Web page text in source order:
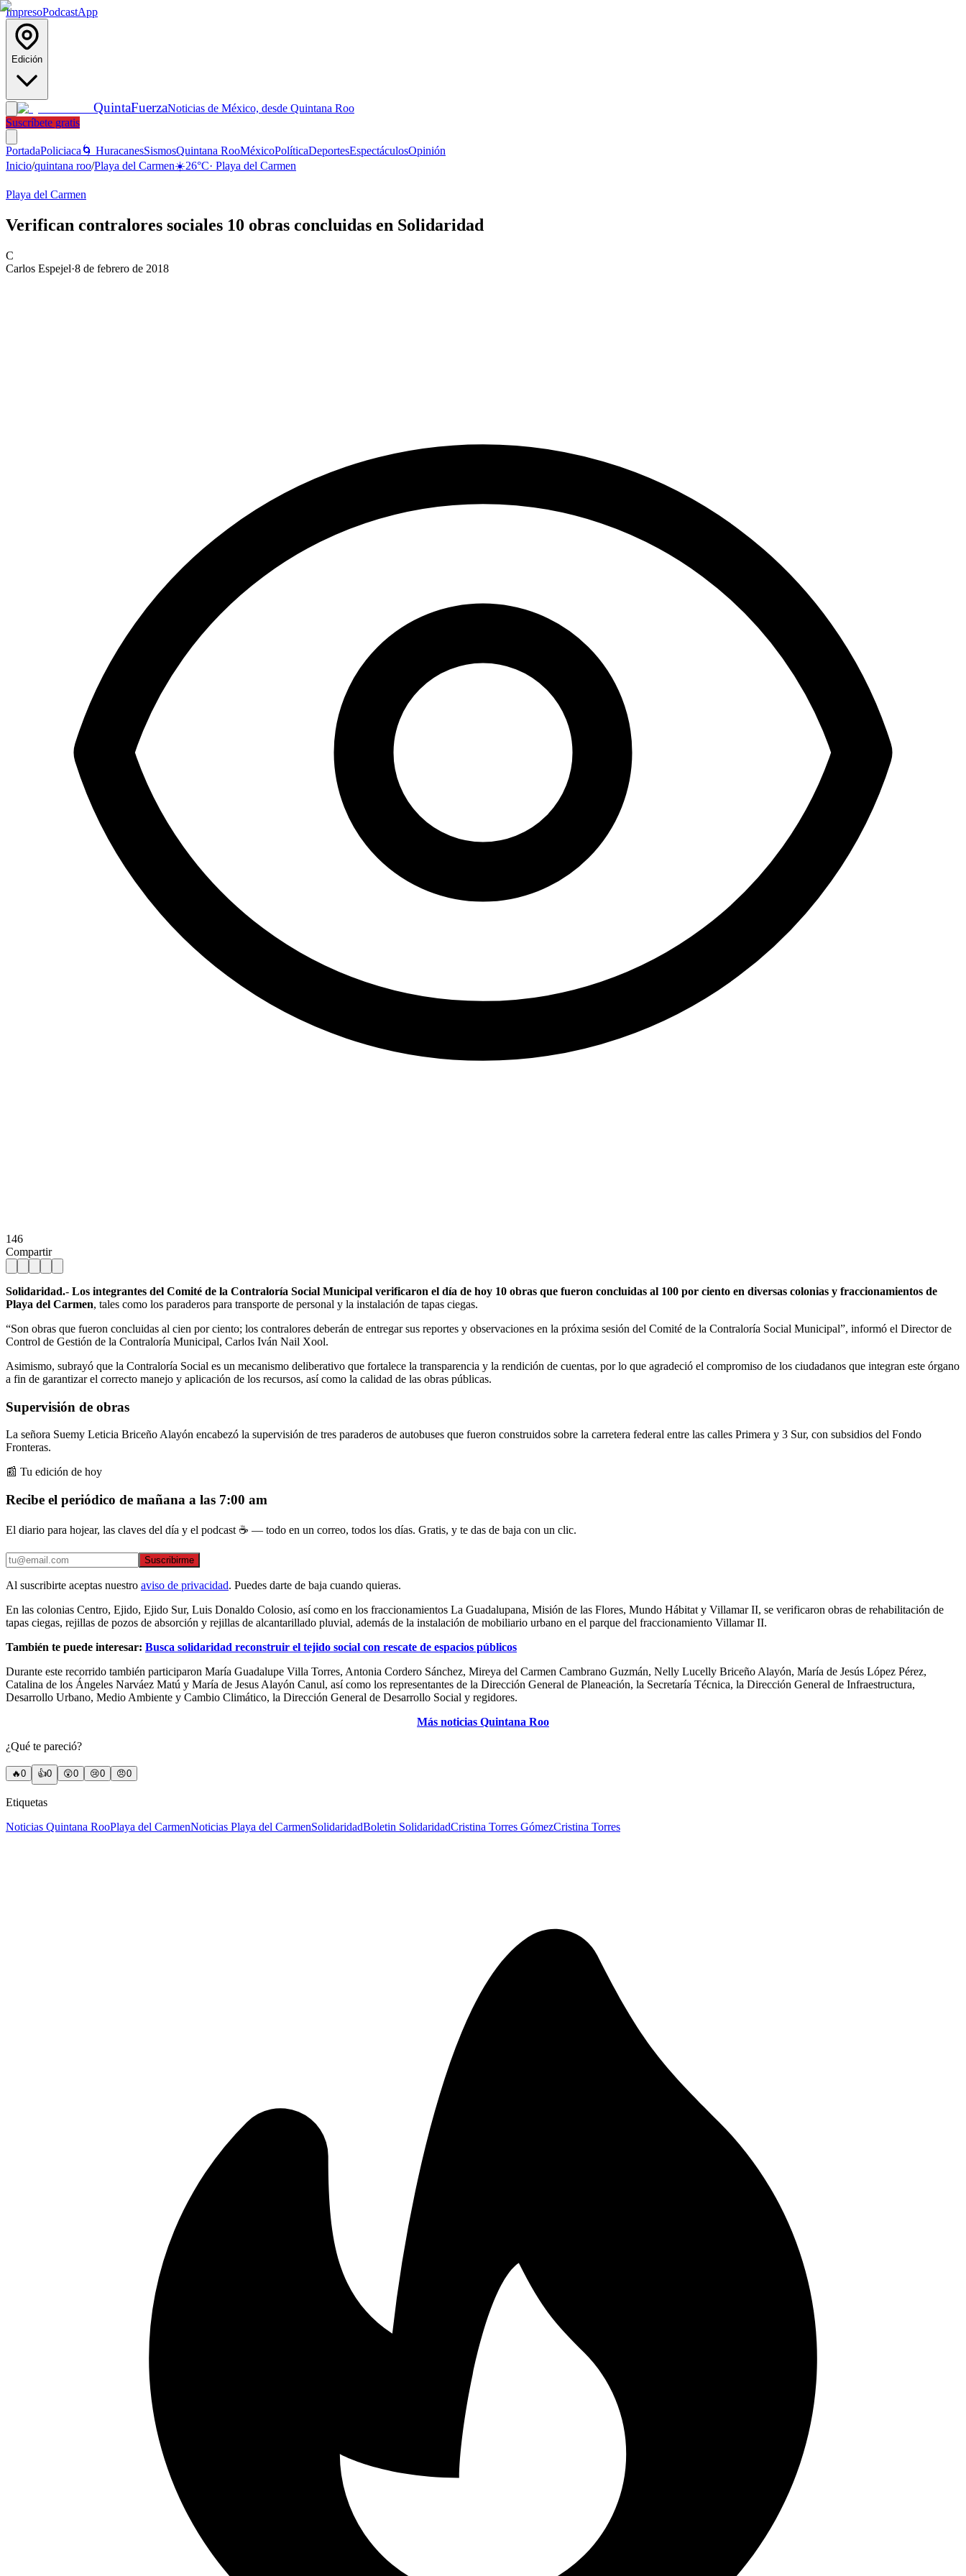
ImpresoPodcastApp
Edición
QuintaFuerzaNoticias de México, desde Quintana Roo
Suscríbete gratis
PortadaPoliciaca 🌀 HuracanesSismosQuintana RooMéxicoPolíticaDeportesEspectáculosOpinión
Inicio/quintana roo/Playa del Carmen☀️26°C· Playa del Carmen
Playa del Carmen
Verifican contralores sociales 10 obras concluidas en Solidaridad
C
Carlos Espejel·8 de febrero de 2018
146
Compartir
Solidaridad.- Los integrantes del Comité de la Contraloría Social Municipal verificaron el día de hoy 10 obras que fueron concluidas al 100 por ciento en diversas colonias y fraccionamientos de
Playa del Carmen, tales como los paraderos para transporte de personal y la instalación de tapas ciegas.
“Son obras que fueron concluidas al cien por ciento; los contralores deberán de entregar sus reportes y observaciones en la próxima sesión del Comité de la Contraloría Social Municipal”, informó el Director de
Control de Gestión de la Contraloría Municipal, Carlos Iván Nail Xool.
Asimismo, subrayó que la Contraloría Social es un mecanismo deliberativo que fortalece la transparencia y la rendición de cuentas, por lo que agradeció el compromiso de los ciudadanos que integran este órgano
a fin de garantizar el correcto manejo y aplicación de los recursos, así como la calidad de las obras públicas.
Supervisión de obras
La señora Suemy Leticia Briceño Alayón encabezó la supervisión de tres paraderos de autobuses que fueron construidos sobre la carretera federal entre las calles Primera y 3 Sur, con subsidios del Fondo
Fronteras.
📰 Tu edición de hoy
Recibe el periódico de mañana a las 7:00 am
El diario para hojear, las claves del día y el podcast ☕ — todo en un correo, todos los días. Gratis, y te das de baja con un clic.
Suscribirme
Al suscribirte aceptas nuestro aviso de privacidad. Puedes darte de baja cuando quieras.
En las colonias Centro, Ejido, Ejido Sur, Luis Donaldo Colosio, así como en los fraccionamientos La Guadalupana, Misión de las Flores, Mundo Hábitat y Villamar II, se verificaron obras de rehabilitación de
tapas ciegas, rejillas de pozos de absorción y rejillas de alcantarillado pluvial, además de la instalación de mobiliario urbano en el parque del fraccionamiento Villamar II.
También te puede interesar: Busca solidaridad reconstruir el tejido social con rescate de espacios públicos
Durante este recorrido también participaron María Guadalupe Villa Torres, Antonia Cordero Sánchez, Mireya del Carmen Cambrano Guzmán, Nelly Lucelly Briceño Alayón, María de Jesús López Pérez,
Catalina de los Ángeles Narváez Matú y María de Jesus Alayón Canul, así como los representantes de la Dirección General de Planeación, la Secretaría Técnica, la Dirección General de Infraestructura,
Desarrollo Urbano, Medio Ambiente y Cambio Climático, la Dirección General de Desarrollo Social y regidores.
Más noticias Quintana Roo
¿Qué te pareció?
🔥0 👍0 😲0 😢0 😠0
Etiquetas
Noticias Quintana RooPlaya del CarmenNoticias Playa del CarmenSolidaridadBoletin SolidaridadCristina Torres GómezCristina Torres